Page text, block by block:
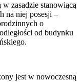
zasadzie stanowiącą
na niej posesji –
o
od budynku
jest w nowoczesną